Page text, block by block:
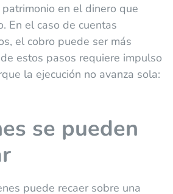
en el dinero que
En el caso de cuentas
el cobro puede ser más
estos pasos requiere impulso
la ejecución no avanza sola:
se pueden
puede recaer sobre una